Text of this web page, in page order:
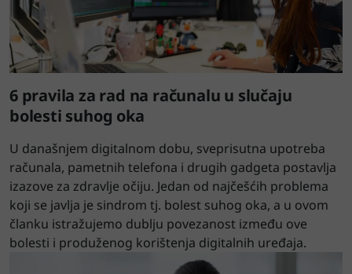
6 pravila za rad na računalu u slučaju
bolesti suhog oka
U današnjem digitalnom dobu, sveprisutna upotreba
računala, pametnih telefona i drugih gadgeta postavlja
izazove za zdravlje očiju. Jedan od najčešćih problema
koji se javlja je sindrom tj. bolest suhog oka, a u ovom
članku istražujemo dublju povezanost između ove
bolesti i produženog korištenja digitalnih uređaja.